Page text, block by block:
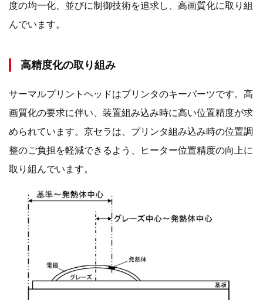
度の均一化、並びに制御技術を追求し、高画質化に取り組
んでいます。
高精度化の取り組み
サーマルプリントヘッドはプリンタのキーパーツです。高
画質化の要求に伴い、装置組み込み時に高い位置精度が求
められています。京セラは、プリンタ組み込み時の位置調
整のご負担を軽減できるよう、ヒーター位置精度の向上に
取り組んでいます。